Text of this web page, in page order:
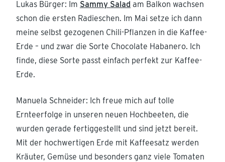
Lukas Bürger: Im Sammy Salad am Balkon wachsen
schon die ersten Radieschen. Im Mai setze ich dann
meine selbst gezogenen Chili-Pflanzen in die Kaffee-
Erde – und zwar die Sorte Chocolate Habanero. Ich
finde, diese Sorte passt einfach perfekt zur Kaffee-
Erde.
Manuela Schneider: Ich freue mich auf tolle
Ernteerfolge in unseren neuen Hochbeeten, die
wurden gerade fertiggestellt und sind jetzt bereit.
Mit der hochwertigen Erde mit Kaffeesatz werden
Kräuter, Gemüse und besonders ganz viele Tomaten